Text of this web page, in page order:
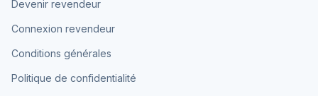
Devenir revendeur
Connexion revendeur
Conditions générales
Politique de confidentialité